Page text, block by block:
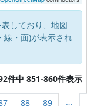
しており、地図
線・面)が表示され
件中 851-860件表示
88 89 …